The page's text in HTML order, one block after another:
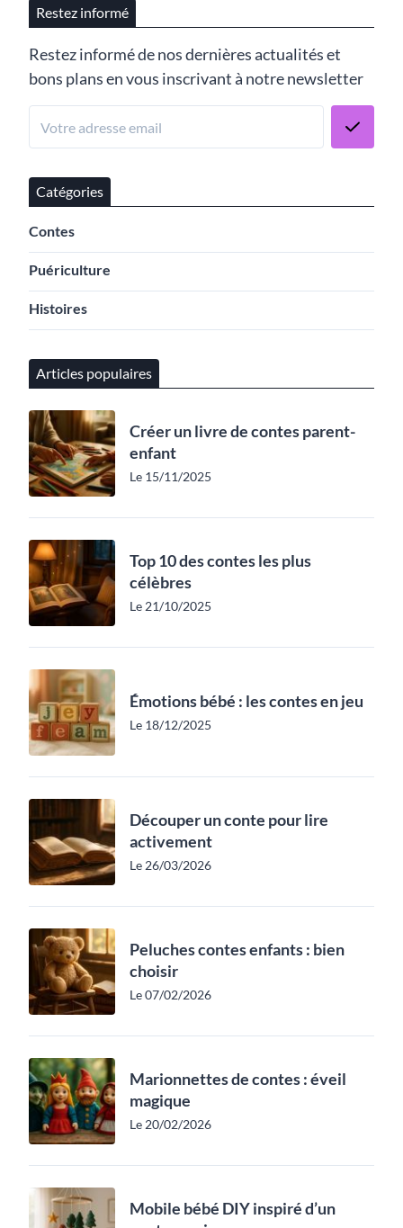
Restez informé
Restez informé de nos dernières actualités et
bons plans en vous inscrivant à notre newsletter
Catégories
Contes
Puériculture
Histoires
Articles populaires
Créer un livre de contes parent-
enfant
Le 15/11/2025
Top 10 des contes les plus
célèbres
Le 21/10/2025
Émotions bébé : les contes en jeu
Le 18/12/2025
Découper un conte pour lire
activement
Le 26/03/2026
Peluches contes enfants : bien
choisir
Le 07/02/2026
Marionnettes de contes : éveil
magique
Le 20/02/2026
Mobile bébé DIY inspiré d’un